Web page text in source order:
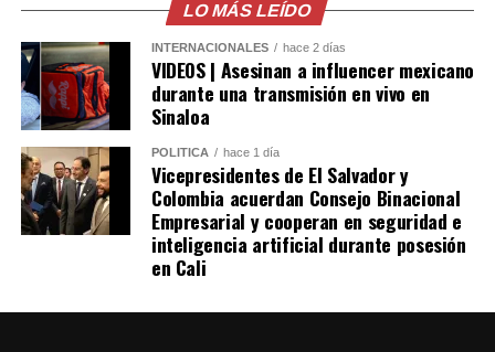
https://t.co/PUSHvHC3I7
pic.twitter.com/7xlTBAQ77c
— Blog del Narco
México
(@blogdelnarcomx)
August 5, 2026
LO MÁS LEÍDO
INTERNACIONALES hace 2 días
VIDEOS | Asesinan a influencer mexicano
durante una transmisión en vivo en
Sinaloa
POLÍTICA hace 1 día
Vicepresidentes de El Salvador y
Colombia acuerdan Consejo Binacional
Empresarial y cooperan en seguridad e
inteligencia artificial durante posesión
en Cali